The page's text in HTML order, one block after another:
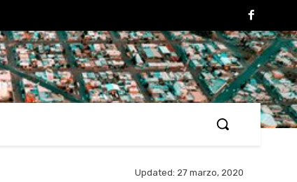
Updated: 27 marzo, 2020